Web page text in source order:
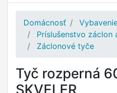
Domácnosť
Príslušenstvo záclon
Záclonové tyče
Tyč rozperná
SKVELER